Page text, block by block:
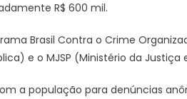
R$ 600 mil.
Brasil Contra o Crime
e o MJSP (Ministério da Justiça
a população para denúncias